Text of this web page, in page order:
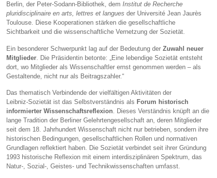
Berlin, der Peter‑Sodann‑Bibliothek, demInstitut de Recherche
pluridisciplinaire en arts, lettres et langues der Université Jean Jaurès
Toulouse. Diese Kooperationen stärken die gesellschaftliche
Sichtbarkeit und die wissenschaftliche Vernetzung der Sozietät.
Ein besonderer Schwerpunkt lag auf der Bedeutung derZuwahl neuer
Mitglieder . Die Präsidentin betonte: „Eine lebendige Sozietät entsteht
dort, wo Mitglieder als Wissenschaftler ernst genommen werden – als
Gestaltende, nicht nur als Beitragszahler.“
Das thematisch Verbindende der vielfältigen Aktivitäten der
Leibniz‑Sozietät ist das Selbstverständnis als Forum historisch
informierter Wissenschaftsreflexion. Dieses Verständnis knüpft an die
lange Tradition der Berliner Gelehrtengesellschaft an, deren Mitglieder
seit dem 18. Jahrhundert Wissenschaft nicht nur betrieben, sondern ihre
historischen Bedingungen, gesellschaftlichen Rollen und normativen
Grundlagen reflektiert haben. Die Sozietät verbindet seit ihrer Gründung
1993 historische Reflexion mit einem interdisziplinären Spektrum, das
Natur‑, Sozial‑, Geistes‑ und Technikwissenschaften umfasst.